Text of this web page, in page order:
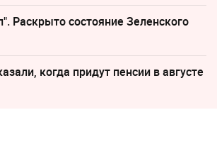
Раскрыто состояние Зеленского
когда придут пенсии в августе